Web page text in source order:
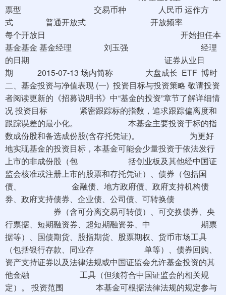
票型 交易币种 人民币 运作方
式 普通开放式 开放频率
每个开放日 开始担任本
基金基金 基金经理 刘玉强 经理
的日期 证券从业日
期 2015-07-13 场内简称 大盘成长 ETF 博时
二、基金投资与净值表现 (一) 投资目标与投资策略 敬请投资
者阅读更新的《招募说明书》中“基金的投资”章节了解详细情
况 投资目标 紧密跟踪标的指数，追求跟踪偏离度和
跟踪误差的最小化。 本基金主要投资于标的指
数成份股和备选成份股(含存托凭证)。 为更好
地实现基金的投资目标，本基金可能会少量投资于依法发行
上市的非成份股（包 括创业板及其他经中国证
监会核准或注册上市的股票和存托凭证）、债券（包括国
债、 金融债、地方政府债、政府支持机构债
券、政府支持债券、企业债、公司债、可转换债
券（含可分离交易可转债）、可交换债券、央
行票据、短期融资券、超短期融资券、中 期票
据等）、国债期货、股指期货、股票期权、货币市场工具
（包括银行存款、同业存 单等）、债券回购、
资产支持证券以及法律法规或中国证监会允许基金投资的其
他金融 工具（但须符合中国证监会的相关规
定）。 投资范围 本基金可根据法律法规的规定参与